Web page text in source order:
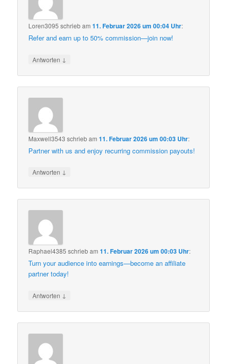
Loren3095 schriebam11. Februar 2026 um 00:04 Uhr:
Refer and earn up to 50% commission—join now!
Antworten ↓
Maxwell3543 schriebam11. Februar 2026 um 00:03 Uhr:
Partner with us and enjoy recurring commission payouts!
Antworten ↓
Raphael4385 schriebam11. Februar 2026 um 00:03 Uhr:
Turn your audience into earnings—become an affiliate
partner today!
Antworten ↓